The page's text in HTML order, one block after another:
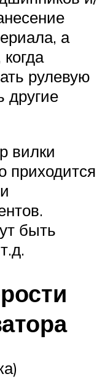
а
рулевую
другие
вилки
приходится
быть